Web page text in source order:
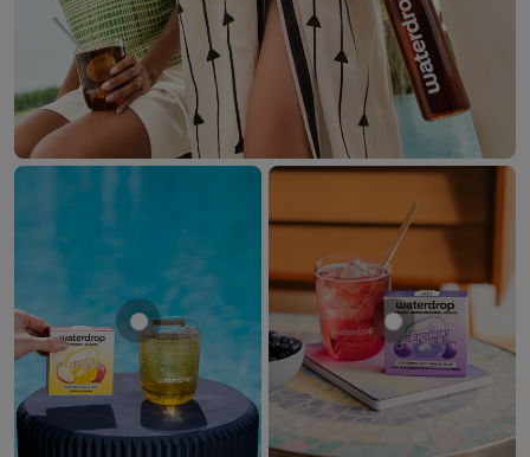
Mostrar producto MANZANAMostrar